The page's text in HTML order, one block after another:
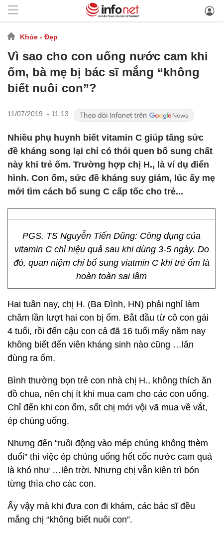
Khỏe - Đẹp
Vì sao cho con uống nước cam khi
ốm, bà mẹ bị bác sĩ mắng “không
biết nuôi con”?
11/07/2019 - 11:13
Nhiều phụ huynh biết vitamin C giúp tăng sức
đề kháng song lại chỉ có thói quen bổ sung chất
này khi trẻ ốm. Trường hợp chị H., là ví dụ điển
hình. Con ốm, sức đề kháng suy giảm, lúc ấy mẹ
mới tìm cách bổ sung C cấp tốc cho trẻ...
PGS. TS Nguyễn Tiến Dũng: Công dụng của
vitamin C chỉ hiệu quả sau khi dùng 3-5 ngày. Do
đó, quan niệm chỉ bổ sung viatmin C khi trẻ ốm là
hoàn toàn sai lầm
Hai tuần nay, chị H. (Ba Đình, HN) phải nghỉ làm
chăm lần lượt hai con bị ốm. Bắt đầu từ cô con gái
4 tuổi, rồi đến cậu con cả đã 16 tuổi mấy năm nay
không biết đến viên kháng sinh nào cũng …lăn
đùng ra ốm.
Bình thường bọn trẻ con nhà chị H., không thích ăn
đồ chua, nên chị ít khi mua cam cho các con uống.
Chỉ đến khi con ốm, sốt chị mới vội vã mua về vắt,
ép chúng uống.
Nhưng đến “ruồi động vào mép chúng không thèm
đuổi” thì việc ép chúng uống hết cốc nước cam quả
là khó như …lên trời. Nhưng chị vẫn kiên trì bón
từng thìa cho các con.
Ấy vậy mà khi đưa con đi khám, các bác sĩ đều
mắng chị “không biết nuôi con”.